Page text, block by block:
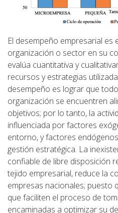
El desempeño empresarial es
organización o sector en su
evalúa cuantitativa y
recursos y estrategias
desempeño es lograr que
organización se encuentren
objetivos; por lo tanto, la
influenciada por factores
entorno, y factores
gestión estratégica. La
confiable de libre disposición
tejido empresarial, reduce la
empresas nacionales; puesto
que faciliten el proceso de
encaminadas a optimizar su